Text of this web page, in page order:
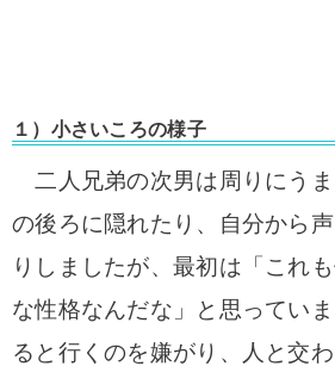
１）小さいころの様子
二人兄弟の次男は周りにう
の後ろに隠れたり、自分から
りしましたが、最初は「 これ
な性格なんだな」と思っていま
ると行くのを嫌がり、
人と交